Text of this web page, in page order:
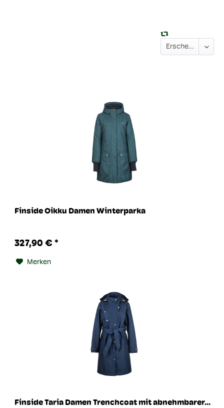
Finside Oikku Damen Winterparka
327,90 € *
Merken
Finside Taria Damen Trenchcoat mit abnehmbarer...